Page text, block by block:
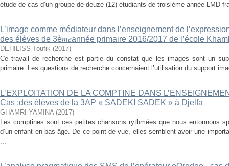
étude de cas d’un groupe de deuze (12) étudiants de troisième année LMD
L’image comme médiateur dans l’enseignement de
des élèves de 3è𝑚𝑒année primaire 2016/2017 de l’école
DEHILISS Toufik (2017)
Ce travail de recherche est partie du constat que les images sont un
primaire. Les questions de recherche concernaient l’utilisation du support
L’EXPLOITATION DE LA COMPTINE DANS
Cas :des élèves de la 3AP « SADEKI SADEK » à Djelfa
GHAMRI YAMINA (2017)
Les comptines sont ces petites chansons rythmées que nous entonnons
d’un enfant en bas âge. De ce point de vue, elles semblent avoir une
...